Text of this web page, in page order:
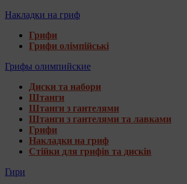
Накладки на гриф
Грифи
Грифи олімпійські
Грифы олимпийские
Диски та набори
Штанги
Штанги з гантелями
Штанги з гантелями та лавками
Грифи
Накладки на гриф
Стійки для грифів та дисків
Гири